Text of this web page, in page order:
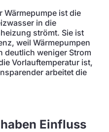
Wärmepumpe ist die
in die
strömt. Sie ist
weil Wärmepumpen
deutlich weniger Strom
Vorlauftemperatur ist,
arbeitet die
Einfluss